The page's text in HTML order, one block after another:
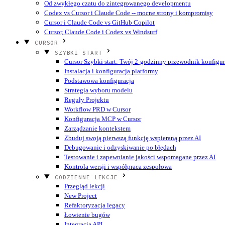
Od zwykłego czatu do zintegrowanego developmentu
Codex vs Cursor i Claude Code -- mocne strony i kompromisy
Cursor i Claude Code vs GitHub Copilot
Cursor, Claude Code i Codex vs Windsurf
CURSOR
SZYBKI START
Cursor Szybki start: Twój 2-godzinny przewodnik
Instalacja i konfiguracja platformy
Podstawowa konfiguracja
Strategia wyboru modelu
Reguły Projektu
Workflow PRD w Cursor
Konfiguracja MCP w Cursor
Zarządzanie kontekstem
Zbuduj swoją pierwszą funkcję wspieraną przez AI
Debugowanie i odzyskiwanie po błędach
Testowanie i zapewnianie jakości wspomagane przez AI
Kontrola wersji i współpraca zespołowa
CODZIENNE LEKCJE
Przegląd lekcji
New Project
Refaktoryzacja legacy
Łowienie bugów